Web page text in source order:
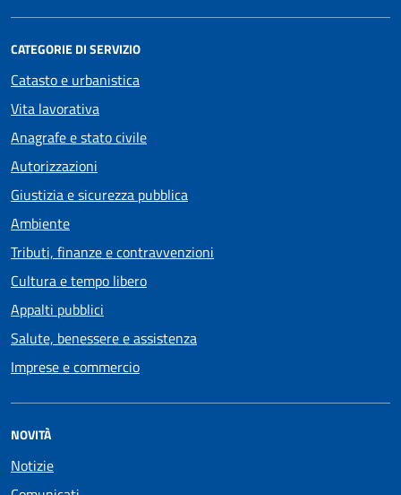
CATEGORIE DI SERVIZIO
Catasto e urbanistica
Vita lavorativa
Anagrafe e stato civile
Autorizzazioni
Giustizia e sicurezza pubblica
Ambiente
Tributi, finanze e contravvenzioni
Cultura e tempo libero
Appalti pubblici
Salute, benessere e assistenza
Imprese e commercio
NOVITÀ
Notizie